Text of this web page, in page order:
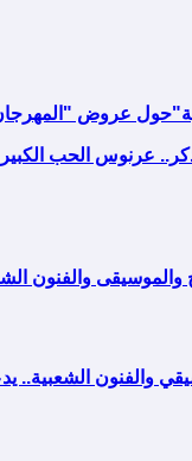
عروض
عرنوس الحب
والموسيقى والفنون
والفنون الشعبية..